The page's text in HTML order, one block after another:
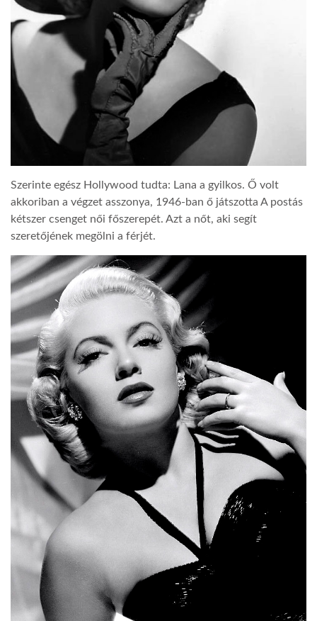
Szerinte egész Hollywood tudta: Lana a gyilkos. Ő volt
akkoriban a végzet asszonya, 1946-ban ő játszotta A postás
kétszer csenget női főszerepét. Azt a nőt, aki segít
szeretőjének megölni a férjét.